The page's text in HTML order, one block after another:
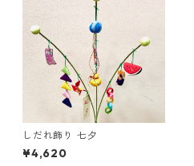
しだれ飾り 七夕
¥4,620